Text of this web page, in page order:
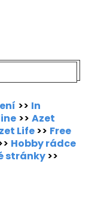
>> In
>> Azet
Life>> Free
Hobby rádce
stránky>>